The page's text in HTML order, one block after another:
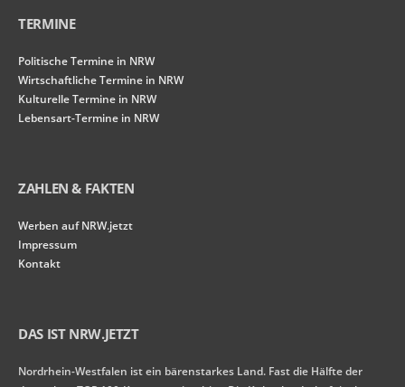
TERMINE
Politische Termine in NRW
Wirtschaftliche Termine in NRW
Kulturelle Termine in NRW
Lebensart-Termine in NRW
ZAHLEN & FAKTEN
Werben auf NRW.jetzt
Impressum
Kontakt
DAS IST NRW.JETZT
Nordrhein-Westfalen ist ein bärenstarkes Land. Fast die Hälfte der